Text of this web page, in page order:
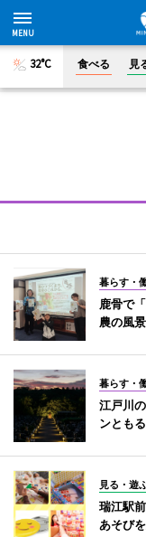
32°C 食べる 見
暮らす・
鹿骨で
農の風
暮らす・
江戸川
ンとも
見る・遊
瑞江駅
あそび